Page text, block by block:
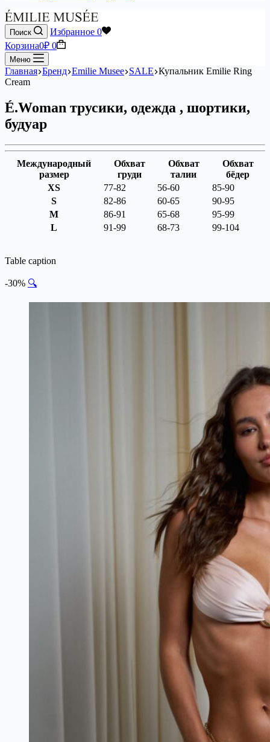
Поиск Избранное 0
Корзина0₽ 0
Меню
Главная Бренд Emilie Musee SALE Купальник Emilie Ring
Cream
É.Woman трусики, одежда , шортики,
будуар
Международный
размер
Обхват
груди
Обхват
талии
Обхват
бёдер
XS
77-82 56-60
85-90
S
82-86 60-65
90-95
M
86-91 65-68
95-99
L
91-99 68-73 99-104
Table caption
-30% 🔍